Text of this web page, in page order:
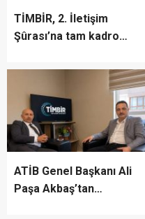
TİMBİR, 2. İletişim
Şûrası’na tam kadro
ATİB Genel Başkanı Ali
Paşa Akbaş’tan